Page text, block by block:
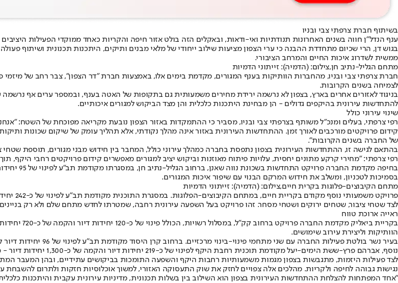
בשיתוף חברת צרפתי צבי ובניו
ענף הנדל"ן חווה בשנים האחרונות תנודתיות ואי-ודאות, ובאקלים הזה בולט אזור חיפה והקריות כאחד ממוקדי הפעילות
בגוש דן, הרי שכיום מתחדדת ההבנה כי ערי הצפון מציעות שילוב ייחודי של מלאי מבנים ותיקים, היתכנות תכנונית ושיתוף
ממשית לשדרוג איכות החיים והמרחב הציבורי.
מתחם הגליל-נתיב חן,צילום: (הדמיה): זייתוני הדמיות
חברת צרפתי צבי ובניו, מהחברות הוותיקות בענף המגורים, מקדמת בימים אלו, באמצעות חברת "דר הצפון", צבר רחב של מיזמי
לצמיחה בשנים הקרובות.
בניגוד לאזורים אחרים בארץ, בצפון לא נרשמה ירידת מחירים משמעותית גם בתקופות של האטה בענף, ובמספר ערים אף
להתחדשות עירונית בהיקפים גדולים - הן מבחינת היתכנות כלכלית והן מצד הביקוש למגורים איכותיים.
שינוי עירוני כולל
רפי צרפתי, בעלים ומנכ"ל משותף בצרפתי צבי ובניו, מסביר כי ההתמקדות באזור הצפון נובעת מקריאה מפוכחת של השטח:
קידום פרויקטים מורכבים לאורך זמן. ההתחדשות העירונית באזור אינה מהלך נקודתי, אלא תהליך עומק של שיקום שכונות
של החברה בשנים הקרובות".
בהתאם לגישה זו, ההתחדשות העירונית בצפון נתפסת בחברה כמהלך עירוני כולל, המחבר בין חידוש מבני מגורים, תוספת
רפי צרפתי: "מחירי קרקע מתונים יחסית, עלויות פיתוח מאוזנות וביקוש יציב למגורים מאפשרים קידום פרויקטים רחבי היקף,
בסמיכות לטכניון, ומשלב את חידוש המרקם הבנוי עם שיפור איכות המגורים.
מתחם הקיבוצים-פלוגות בקרית חיים,צילום: (הדמיה): זייתוני הדמיות
לצד שטחי ציבור, שטחים ירוקים ושטחי מסחר. זהו פרויקט בעל השפעה עירונית רחבה, שמטרתו לחדש מתחם שלם ולא רק
ראייה ארוכת טווח
בקריית
הוותיקות וליצירת עירוב שימושים.
נוסף, אברהם פרץ-ששת הימים-יעל מקודמת תוכנית רחבת היקף לפינוי של כ-219 יחידות דיור והקמה של כ-1,300 יחידות דיור - מהלך הצפוי לשנות את פני האזור כולו.
לצד פעילות היזמות, מתגבשות בצפון מגמות משמעותיות רחבות היקף והשפעה התומכות בביקושים עתידיים, ובהן המעבר
נגישות גבוהה לחיפה ולקריות. מהלכים אלה צפויים לחזק את שוק התעסוקה האזורי, למשוך אוכלוסיות חזקות ולתרום להשבחת
"אחד המפתחות להצלחת ההתחדשות העירונית בצפון הוא השילוב בין בשלות תכנונית, מדיניות עירונית עקבית והיתכנות